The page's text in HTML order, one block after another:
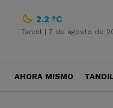
2.2 ºC
Tandil | 7 de agosto de
AHORA MISMO